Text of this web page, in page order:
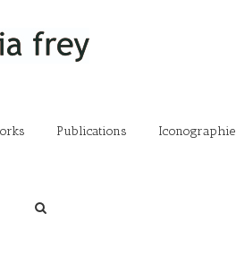
Publications Iconographie